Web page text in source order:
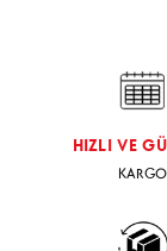
HIZLI VE
KARGO